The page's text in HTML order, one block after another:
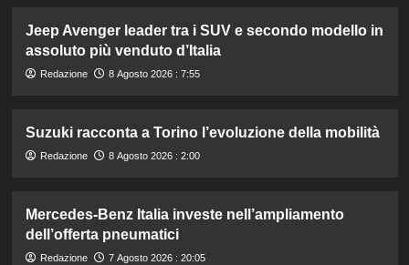
Jeep Avenger leader tra i SUV e secondo modello in
assoluto più venduto d’Italia
Redazione 8 Agosto 2026 : 7:55
Suzuki racconta a Torino l’evoluzione della mobilità
Redazione 8 Agosto 2026 : 2:00
Mercedes-Benz Italia investe nell’ampliamento
dell’offerta pneumatici
Redazione 7 Agosto 2026 : 20:05